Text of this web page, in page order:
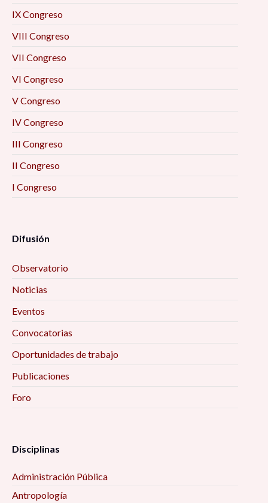
IX Congreso
VIII Congreso
VII Congreso
VI Congreso
V Congreso
IV Congreso
III Congreso
II Congreso
I Congreso
Difusión
Observatorio
Noticias
Eventos
Convocatorias
Oportunidades de trabajo
Publicaciones
Foro
Disciplinas
Administración Pública
Antropología